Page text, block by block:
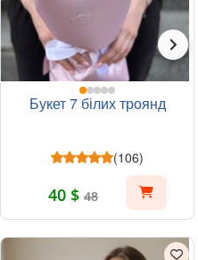
Букет 7 білих троянд
(106)
40 $ 48